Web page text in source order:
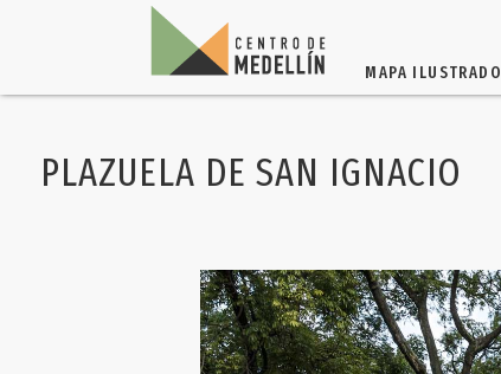
MAPA ILUSTRADO
PLAZUELA DE SAN IGNACIO